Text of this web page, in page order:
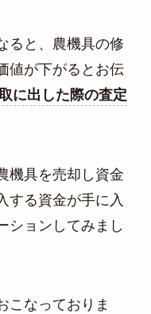
ると、農機具の修
値が下がるとお伝
に出した際の査定
機具を売却し資金
する資金が手に入
ションしてみまし
こなっておりま